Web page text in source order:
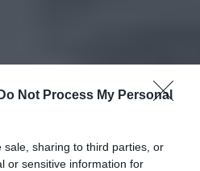
Do Not Process My Personal
sale, sharing to third parties, or
or sensitive information for